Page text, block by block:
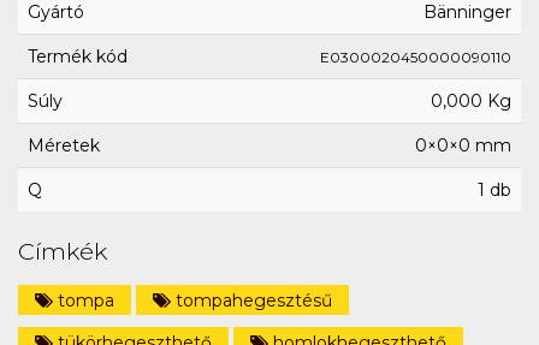
Gyártó Bänninger
Termék kód E0300020450000090110
Súly 0,000 Kg
Méretek 0×0×0 mm
Q 1 db
Címkék
tompa
tompahegesztésű